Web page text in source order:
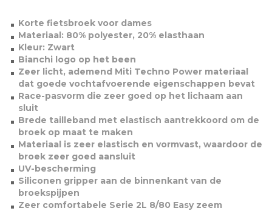
Korte fietsbroek voor dames
Materiaal: 80% polyester, 20% elasthaan
Kleur: Zwart
Bianchi logo op het been
Zeer licht, ademend Miti Techno Power materiaal
dat goede vochtafvoerende eigenschappen bevat
Race-pasvorm die zeer goed op het lichaam aan
sluit
Brede tailleband met elastisch aantrekkoord om de
broek op maat te maken
Materiaal is zeer elastisch en vormvast, waardoor de
broek zeer goed aansluit
UV-bescherming
Siliconen gripper aan de binnenkant van de
broekspijpen
Zeer comfortabele Serie 2L 8/80 Easy zeem